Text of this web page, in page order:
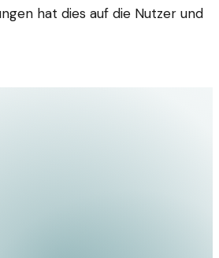
hat dies auf die Nutzer und